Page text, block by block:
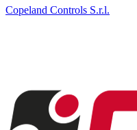
Copeland Controls S.r.l.